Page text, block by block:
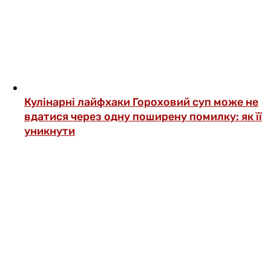
Кулінарні лайфхаки Гороховий суп може не
вдатися через одну поширену помилку: як її
уникнути